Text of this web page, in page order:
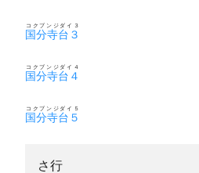
国分寺台３
コクブンジダイ３
国分寺台４
コクブンジダイ４
国分寺台５
コクブンジダイ５
さ行